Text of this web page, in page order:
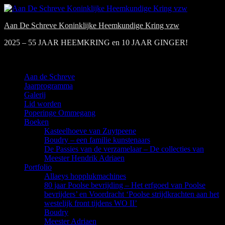
Ga
de
Aan De Schreve Koninklijke Heemkundige Kring vzw
2025 – 55 JAAR HEEMKRING en 10 JAAR GINGER!
Aan de Schreve
Jaarprogramma
Galerij
Lid worden
Poperinge Ommegang
Boeken
Kasteelhoeve van Zuytpeene
Boudry – een familie kunstenaars
De Passies van de verzamelaar – De collecties van
Meester Hendrik Adriaen
Portfolio
Allaeys hopplukmachines
80 jaar Poolse bevrijding – Het erfgoed van Poolse
bevrijders’ en Voordracht ‘Poolse strijdkrachten aan het
westelijk front tijdens WO II’
Boudry
Meester Adriaen